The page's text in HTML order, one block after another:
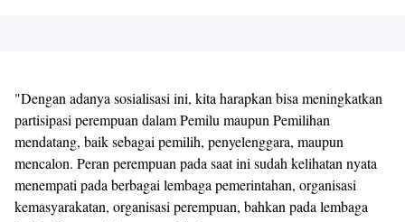
"Dengan adanya sosialisasi ini, kita harapkan bisa meningkatkan
partisipasi perempuan dalam Pemilu maupun Pemilihan
mendatang, baik sebagai pemilih, penyelenggara, maupun
mencalon. Peran perempuan pada saat ini sudah kelihatan nyata
menempati pada berbagai lembaga pemerintahan, organisasi
kemasyarakatan, organisasi perempuan, bahkan pada lembaga